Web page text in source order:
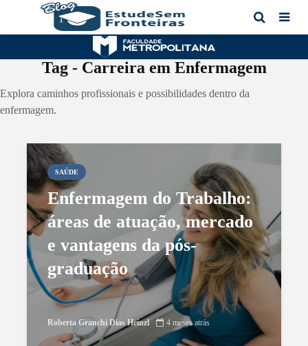
Tag - Carreira em Enfermagem
Explora caminhos profissionais e possibilidades dentro da
enfermagem.
SAÚDE
Enfermagem do Trabalho:
áreas de atuação, mercado
e vantagens da pós-
graduação
Roberta Granchi Dias Heinzl 4 meses atrás